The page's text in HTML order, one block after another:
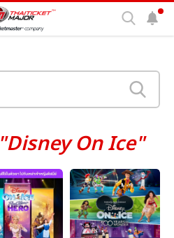
"Disney On Ice"